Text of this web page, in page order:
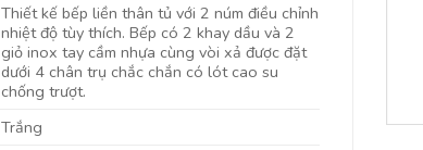
Thiết kế bếp liền thân tủ với 2 núm điều chỉnh
nhiệt độ tùy thích. Bếp có 2 khay dầu và 2
giỏ inox tay cầm nhựa cùng vòi xả được đặt
dưới 4 chân trụ chắc chắn có lót cao su
chống trượt.
Trắng